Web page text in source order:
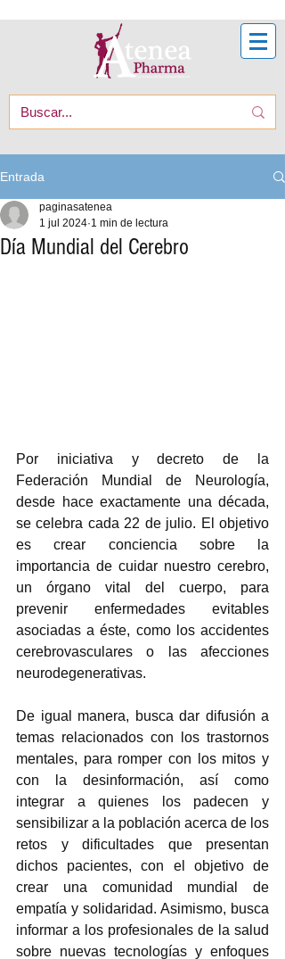
Entrada
Día Mundial del Cerebro
paginasatenea
1 jul 2024 1 min de lectura
Por iniciativa y decreto de la
Federación Mundial de Neurología,
desde hace exactamente una década,
se celebra cada 22 de julio. El objetivo
es crear conciencia sobre la
importancia de cuidar nuestro cerebro,
un órgano vital del cuerpo, para
prevenir enfermedades evitables
asociadas a éste, como los accidentes
cerebrovasculares o las afecciones
neurodegenerativas.
De igual manera, busca dar difusión a
temas relacionados con los trastornos
mentales, para romper con los mitos y
con la desinformación, así como
integrar a quienes los padecen y
sensibilizar a la población acerca de los
retos y dificultades que presentan
dichos pacientes, con el objetivo de
crear una comunidad mundial de
empatía y solidaridad. Asimismo, busca
informar a los profesionales de la salud
sobre nuevas tecnologías y enfoques